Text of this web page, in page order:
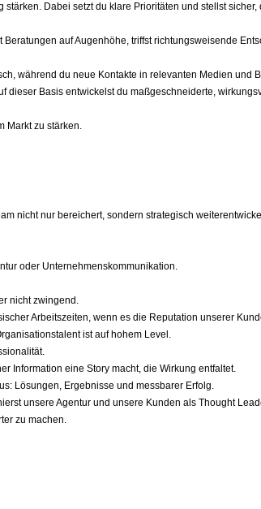
Dabei setzt du klare Prioritäten und stellst
auf Augenhöhe, triffst richtungsweisende
während du neue Kontakte in relevanten Medien und
dieser Basis entwickelst du maßgeschneiderte,
Markt zu stärken.
nicht nur bereichert, sondern strategisch
oder Unternehmenskommunikation.
nicht zwingend.
Arbeitszeiten, wenn es die Reputation unserer
ist auf hohem Level.
Information eine Story macht, die Wirkung entfaltet.
Lösungen, Ergebnisse und messbarer Erfolg.
unsere Agentur und unsere Kunden als Thought
zu machen.